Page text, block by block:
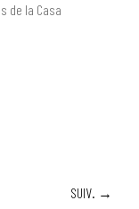
de la Casa
SUIV. →